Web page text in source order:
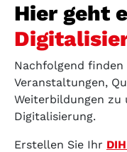
Hier geht
Nachfolgend
Veranstaltungen,
Weiterbildungen zu
Digitalisierung.
Erstellen Sie Ihr